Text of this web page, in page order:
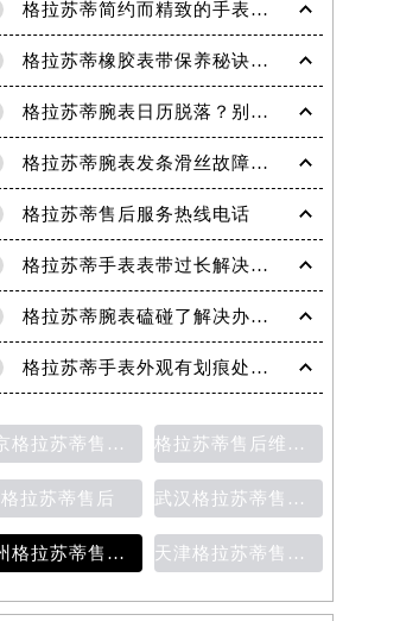
格拉苏蒂简约而精致的手表，Lady Serenade Karree腕表
格拉苏蒂橡胶表带保养秘诀：守护彩虹色彩，拒绝老化
格拉苏蒂腕表日历脱落？别急，这里有解决妙招
格拉苏蒂腕表发条滑丝故障？专业修复技巧大揭秘
格拉苏蒂售后服务热线电话
格拉苏蒂手表表带过长解决方法（轻松调整佩戴舒适度指南）
格拉苏蒂腕表磕碰了解决办法汇总（日常保养与修复技巧）
格拉苏蒂手表外观有划痕处理方法详解（轻松修复爱表的小技巧）
南京格拉苏蒂售后维修保养费用说明 格拉苏蒂售后维修保养价目表
格拉苏蒂售后 武汉格拉苏蒂售后维修保养费用
苏州格拉苏蒂售后维修保养价目表 天津格拉苏蒂售后维修保养费用价目表